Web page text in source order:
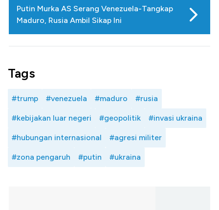
Putin Murka AS Serang Venezuela-Tangkap
Maduro, Rusia Ambil Sikap Ini
Tags
#trump #venezuela #maduro #rusia
#kebijakan luar negeri #geopolitik #invasi ukraina
#hubungan internasional #agresi militer
#zona pengaruh #putin #ukraina